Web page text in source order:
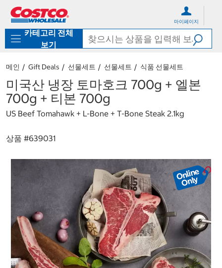
로
기
가
마이페이지
카테고리 전체
보기
메인 Gift Deals 선물세트 선물세트 식품 선물세트
미국산 냉장 토마호크 700g + 엘본
700g + 티본 700g
US Beef Tomahawk + L-Bone + T-Bone Steak 2.1kg
상품 #639031